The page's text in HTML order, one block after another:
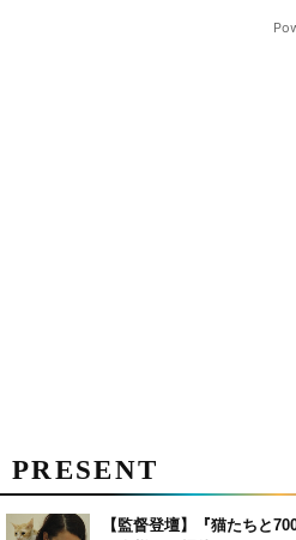
PRESENT
【監督登壇】『猫たちと